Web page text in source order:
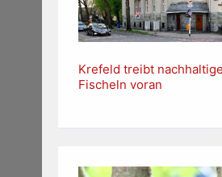
Krefeld treibt
Fischeln voran